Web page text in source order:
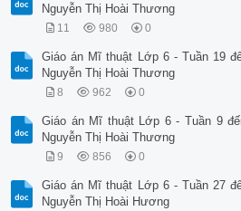
Nguyễn Thị Hoài Thương
11 980 0
Giáo án Mĩ thuật Lớp 6 - Tuần 19
Nguyễn Thị Hoài Thương
8 962 0
Giáo án Mĩ thuật Lớp 6 - Tuần 9
Nguyễn Thị Hoài Thương
9 856 0
Giáo án Mĩ thuật Lớp 6 - Tuần 27
Nguyễn Thị Hoài Hương